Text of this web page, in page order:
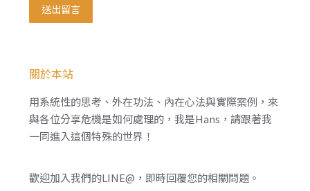
送出留言
關於本站
用系統性的思考、外在功法、內在心法與實際案例，來
與各位分享危機是如何處理的，我是Hans，請跟著我
一同進入這個特殊的世界！
歡迎加入我們的LINE@，即時回覆您的相關問題。